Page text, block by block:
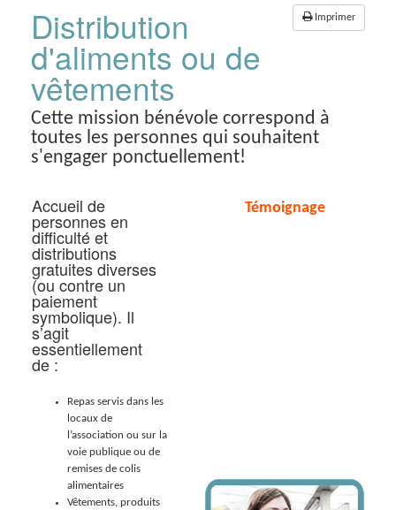
Imprimer
Distribution
d'aliments ou de
vêtements
Cette mission bénévole correspond à
toutes les personnes qui souhaitent
s'engager ponctuellement!
Accueil de
personnes en
difficulté et
distributions
gratuites diverses
(ou contre un
paiement
symbolique). Il
s’agit
essentiellement
de :
Témoignage
Repas servis dans les
locaux de
l’association ou sur la
voie publique ou de
remises de colis
alimentaires
Vêtements, produits